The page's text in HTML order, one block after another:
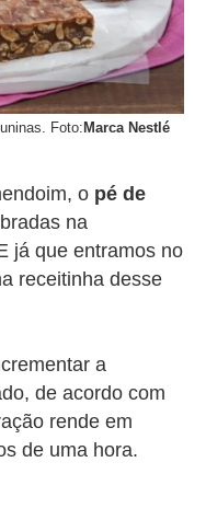
Foto: Marca Nestlé
o pé de
na
já que entramos no
receitinha desse
a
de acordo com
rende em
de uma hora.